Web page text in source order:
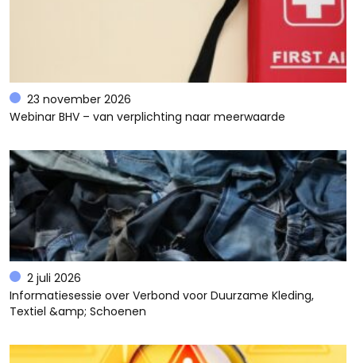
23 november 2026
Webinar BHV – van verplichting naar meerwaarde
2 juli 2026
Informatiesessie over Verbond voor Duurzame Kleding,
Textiel &amp; Schoenen